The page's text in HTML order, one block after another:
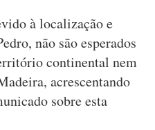
à localização e
não são esperados
continental nem
acrescentando
sobre esta